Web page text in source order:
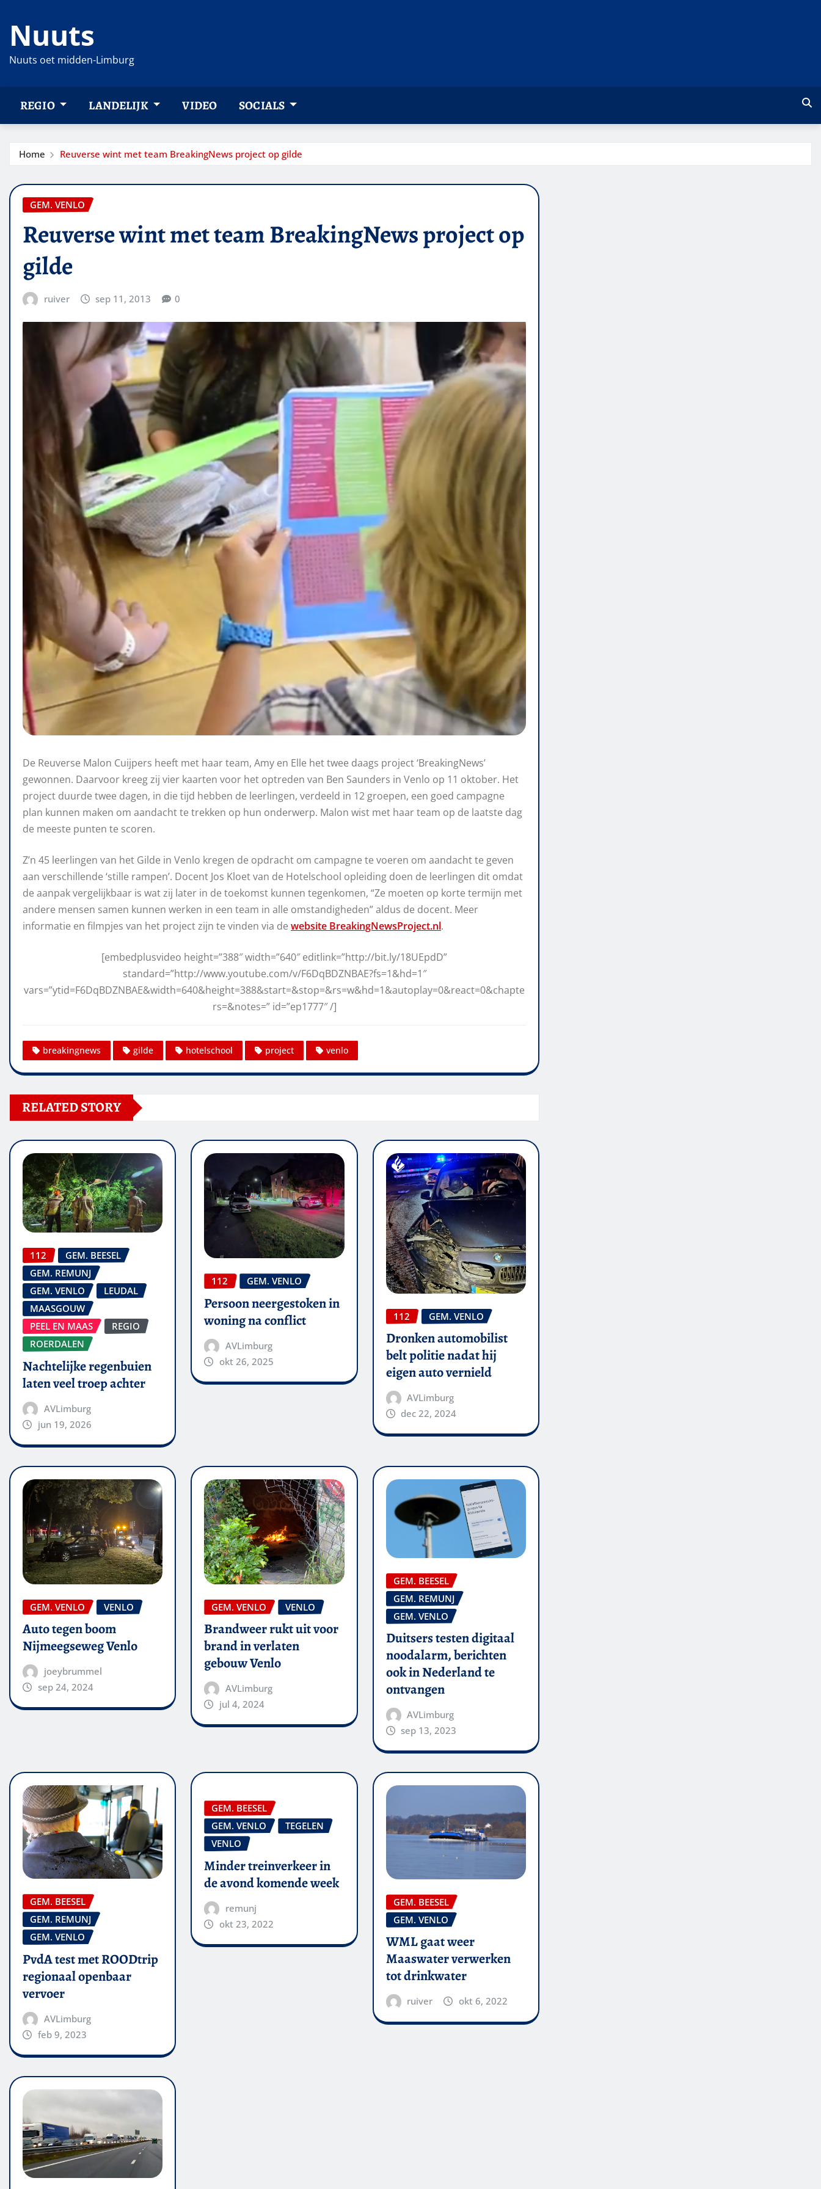
naar
inhoud
Nuuts
Nuuts oet midden-Limburg
REGIO LANDELIJK VIDEO SOCIALS
Home Reuverse wint met team BreakingNews project op gilde
GEM. VENLO
Reuverse wint met team BreakingNews project op
gilde
ruiver sep 11, 2013 0
De Reuverse Malon Cuijpers heeft met haar team, Amy en Elle het twee daags project ‘BreakingNews’
gewonnen. Daarvoor kreeg zij vier kaarten voor het optreden van Ben Saunders in Venlo op 11 oktober. Het
project duurde twee dagen, in die tijd hebben de leerlingen, verdeeld in 12 groepen, een goed campagne
plan kunnen maken om aandacht te trekken op hun onderwerp. Malon wist met haar team op de laatste dag
de meeste punten te scoren.
Z’n 45 leerlingen van het Gilde in Venlo kregen de opdracht om campagne te voeren om aandacht te geven
aan verschillende ‘stille rampen’. Docent Jos Kloet van de Hotelschool opleiding doen de leerlingen dit omdat
de aanpak vergelijkbaar is wat zij later in de toekomst kunnen tegenkomen, “Ze moeten op korte termijn met
andere mensen samen kunnen werken in een team in alle omstandigheden” aldus de docent. Meer
informatie en filmpjes van het project zijn te vinden via de website BreakingNewsProject.nl.
[embedplusvideo height=”388″ width=”640″ editlink=”http://bit.ly/18UEpdD”
standard=”http://www.youtube.com/v/F6DqBDZNBAE?fs=1&hd=1″
vars=”ytid=F6DqBDZNBAE&width=640&height=388&start=&stop=&rs=w&hd=1&autoplay=0&react=0&chapte
rs=&notes=” id=”ep1777″ /]
breakingnews gilde hotelschool project venlo
RELATED STORY
112
GEM. BEESEL
GEM. REMUNJ
GEM. VENLO
LEUDAL
MAASGOUW
PEEL EN MAAS
REGIO
ROERDALEN
Nachtelijke regenbuien
laten veel troep achter
AVLimburg
jun 19, 2026
112 GEM. VENLO
Persoon neergestoken in
woning na conflict
AVLimburg
okt 26, 2025
112 GEM. VENLO
Dronken automobilist
belt politie nadat hij
eigen auto vernield
AVLimburg
dec 22, 2024
GEM. VENLO VENLO
Auto tegen boom
Nijmeegseweg Venlo
joeybrummel
sep 24, 2024
GEM. VENLO VENLO
Brandweer rukt uit voor
brand in verlaten
gebouw Venlo
AVLimburg
jul 4, 2024
GEM. BEESEL
GEM. REMUNJ
GEM. VENLO
Duitsers testen digitaal
noodalarm, berichten
ook in Nederland te
ontvangen
AVLimburg
sep 13, 2023
GEM. BEESEL
GEM. REMUNJ
GEM. VENLO
PvdA test met ROODtrip
regionaal openbaar
vervoer
AVLimburg
feb 9, 2023
GEM. BEESEL
GEM. VENLO
TEGELEN
VENLO
Minder treinverkeer in
de avond komende week
remunj
okt 23, 2022
GEM. BEESEL
GEM. VENLO
WML gaat weer
Maaswater verwerken
tot drinkwater
ruiver okt 6, 2022